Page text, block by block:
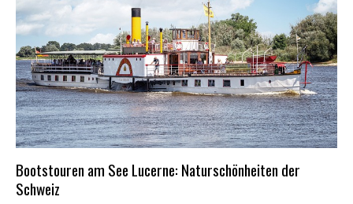
Bootstouren am See Lucerne: Naturschönheiten der
Schweiz